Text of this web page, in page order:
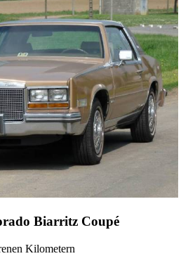
Biarritz Coupé
Kilometern